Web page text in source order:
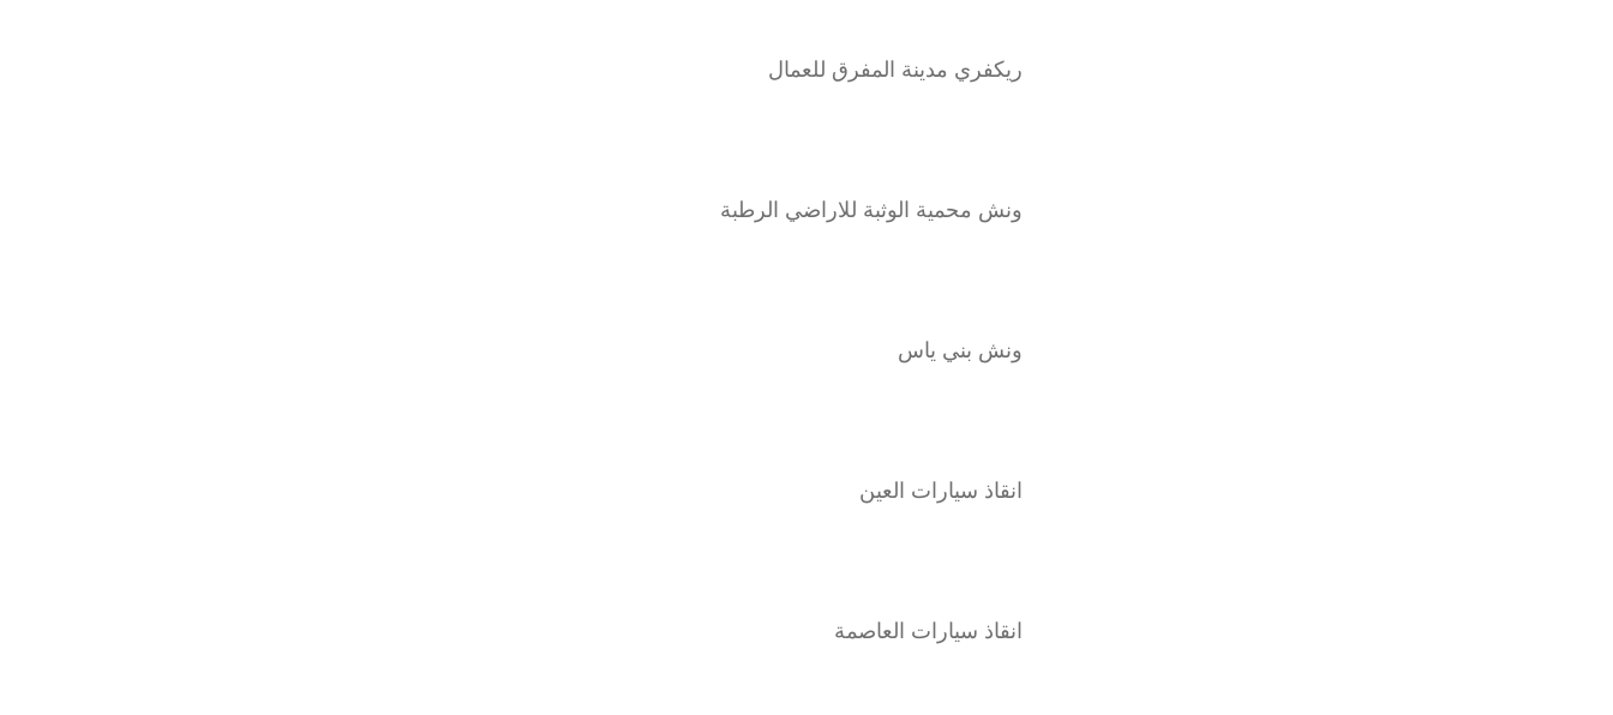
ريكفري مدينة المفرق للعمال
ونش محمية الوثبة للاراضي الرطبة
ونش بني ياس
انقاذ سيارات العين
انقاذ سيارات العاصمة